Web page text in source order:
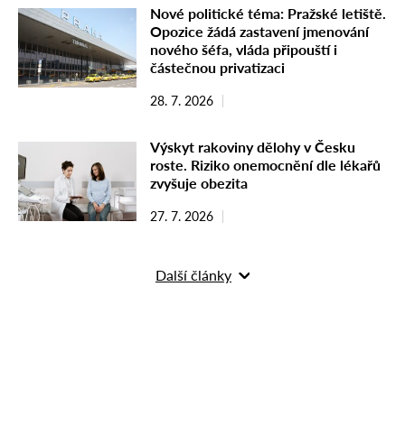
Nové politické téma: Pražské letiště.
Opozice žádá zastavení jmenování
nového šéfa, vláda připouští i
částečnou privatizaci
28. 7. 2026
Výskyt rakoviny dělohy v Česku
roste. Riziko onemocnění dle lékařů
zvyšuje obezita
27. 7. 2026
Další články